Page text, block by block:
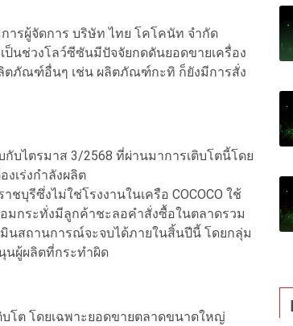
ารผู้จัดการ บริษัท ไทย โคโคนัท จำกัด
ป็นช่วงโลว์ซีซันมีปัจจัยกดดันยอดขายเครื่อง
ตภัณฑ์อื่นๆ เช่น ผลิตภัณฑ์กะทิ ก็ยังมีการสั่ง
บไตรมาส 3/2568 ที่ผ่านมาการเติบโตนี้โดย
เร่งกำลังผลิต
รีซึ่งไม่ใช่โรงงานในเครือ COCOCO ใช้
มกระทั่งมีลูกค้าชะลอคำสั่งซื้อในตลาดรวม
นสถานการณ์จะจบได้ภายในสิ้นปีนี้ โดยกลุ่ม
นผู้ผลิตที่กระทำผิด
โต โดยเฉพาะยอดขายตลาดขนาดใหญ่